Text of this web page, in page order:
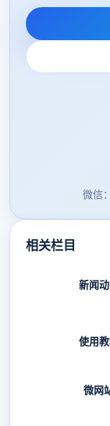
微信
相关栏目
新闻
使用
微网